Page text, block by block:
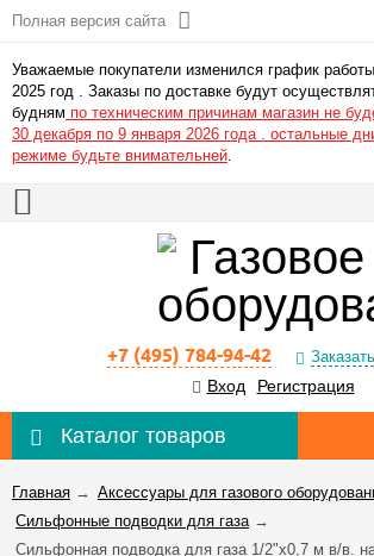
Полная версия сайта
Уважаемые покупатели изменился график
2025 год . Заказы по доставке будут
будням по техническим причинам магазин не
30 декабря по 9 января 2026 года . остальные
режиме будьте внимательней.
+7 (495) 784-94-42
Вход Регистрация
Каталог товаров
Главная → Аксессуары для газового
Сильфонные подводки для газа→
Сильфонная подводка для газа 1/2"х0,7 м в/в.